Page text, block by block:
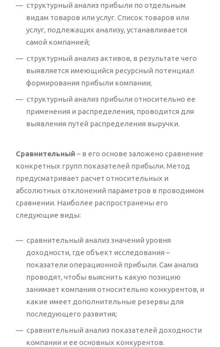
структурный анализ прибыли по отдельным
видам товаров или услуг. Список товаров или
услуг, подлежащих анализу, устанавливается
самой компанией;
структурный анализ активов, в результате чего
выявляется имеющийся ресурсный потенциал
формирования прибыли компании;
структурный анализ прибыли относительно ее
применения и распределения, проводится для
выявления путей распределения выручки.
Сравнительный– в его основе заложено сравнение
конкретных групп показателей прибыли. Метод
предусматривает расчет относительных и
абсолютных отклонений параметров в проводимом
сравнении. Наиболее распространены его
следующие виды:
сравнительный анализ значений уровня
доходности, где объект исследования –
показатели операционной прибыли. Сам анализ
проводят, чтобы выяснить какую позицию
занимает компания относительно конкурентов, и
какие имеет дополнительные резервы для
последующего развития;
сравнительный анализ показателей доходности
компании и ее основных конкурентов.